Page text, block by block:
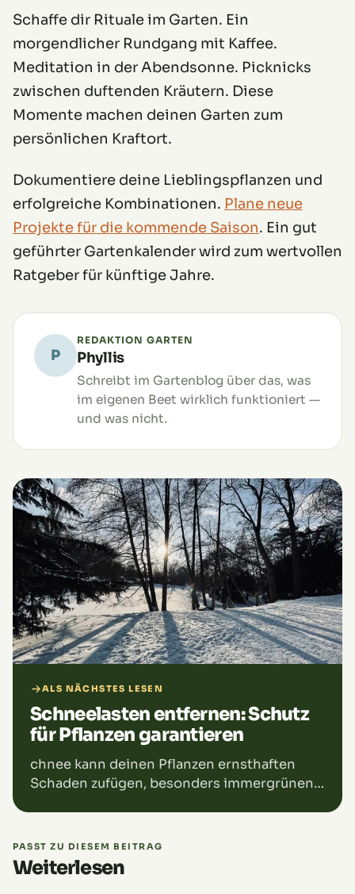
Schaffe dir Rituale im Garten. Ein
morgendlicher Rundgang mit Kaffee.
Meditation in der Abendsonne. Picknicks
zwischen duftenden Kräutern. Diese
Momente machen deinen Garten zum
persönlichen Kraftort.
Dokumentiere deine Lieblingspflanzen und
erfolgreiche Kombinationen. Plane neue
Projekte für die kommende Saison. Ein gut
geführter Gartenkalender wird zum wertvollen
Ratgeber für künftige Jahre.
P
REDAKTION GARTEN
Phyllis
Schreibt im Gartenblog über das, was
im eigenen Beet wirklich funktioniert —
und was nicht.
ALS NÄCHSTES LESEN
Schneelasten entfernen: Schutz
für Pflanzen garantieren
chnee kann deinen Pflanzen ernsthaften
Schaden zufügen, besonders immergrünen
brechen und Frostschäden verursachen. Um
das zu verhindern, solltest du Schneelasten
rechtzeitig entfernen. Achte dabei auf die
PASST ZU DIESEM BEITRAG
Weiterlesen